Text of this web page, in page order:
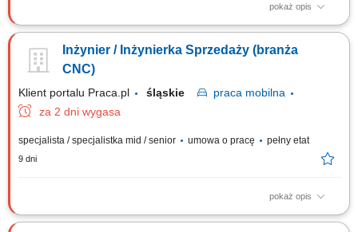
pokaż opis
Twój zakres obowiązków: Rozwój sprzedaży narzędzi i oprzyrządowania
wspieranie klientów w ich rozwoju; Pozyskanie w regionie nowych
klientów; Doradztwo w doborze optymalnych rozwiązań do maszyn CNC;
Inżynier / Inżynierka Sprzedaży (branża
CNC)
Klient portalu Praca.pl śląskie praca mobilna
za 2 dni wygasa
specjalista / specjalistka mid / senior umowa o pracę pełny etat
9 dni
pokaż opis
Realizacja strategii sprzedażowej w zakresie nowoczesnego